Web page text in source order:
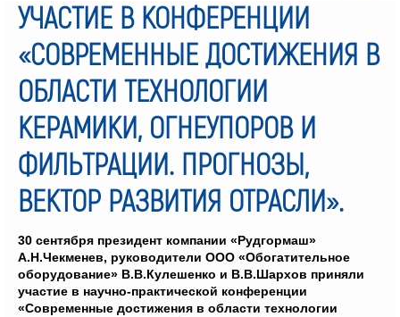
УЧАСТИЕ В КОНФЕРЕНЦИИ
«СОВРЕМЕННЫЕ ДОСТИЖЕНИЯ В
ОБЛАСТИ ТЕХНОЛОГИИ
КЕРАМИКИ, ОГНЕУПОРОВ И
ФИЛЬТРАЦИИ. ПРОГНОЗЫ,
ВЕКТОР РАЗВИТИЯ ОТРАСЛИ».
30 сентября президент компании «Рудгормаш»
А.Н.Чекменев, руководители ООО «Обогатительное
оборудование» В.В.Кулешенко и В.В.Шархов приняли
участие в научно-практической конференции
«Современные достижения в области технологии